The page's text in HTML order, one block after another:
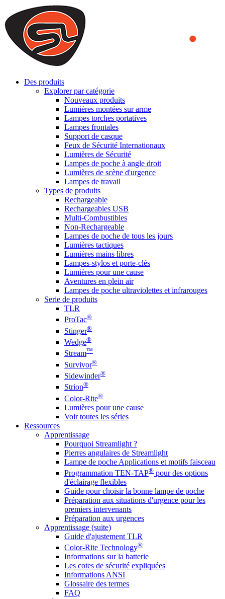
We use cookies to ensure that we provide you the best experience
on our website. By continuing to browse this website, you accept
that cookies are used to help us analyze how the website is used and
to offer you a better experience. To learn more or to find out how
you can disable cookies, you can access our
Des produits
Explorer par catégorie
Nouveaux produits
Lumières montées sur arme
Lampes torches portatives
Lampes frontales
Support de casque
Feux de Sécurité Internationaux
Lumières de Sécurité
Lampes de poche à angle droit
Lumières de scène d'urgence
Lampes de travail
Types de produits
Rechargeable
Rechargeables USB
Multi-Combustibles
Non-Rechargeable
Lampes de poche de tous les jours
Lumières tactiques
Lumières mains libres
Lampes-stylos et porte-clés
Lumières pour une cause
Aventures en plein air
Lampes de poche ultraviolettes et infrarouges
Serie de produits
TLR
ProTac®
Stinger®
Wedge®
Stream™
Survivor®
Sidewinder®
Strion®
Color-Rite®
Lumières pour une cause
Voir toutes les séries
Ressources
Apprentissage
Pourquoi Streamlight ?
Pierres angulaires de Streamlight
Lampe de poche Applications et motifs faisceau
Programmation TEN-TAP® pour des options
d'éclairage flexibles
Guide pour choisir la bonne lampe de poche
Préparation aux situations d'urgence pour les
premiers intervenants
Préparation aux urgences
Apprentissage (suite)
Guide d'ajustement TLR
Color-Rite Technology®
Informations sur la batterie
Les cotes de sécurité expliquées
Informations ANSI
Glossaire des termes
FAQ